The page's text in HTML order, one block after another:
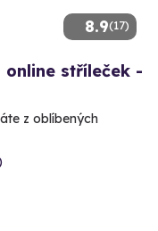
8.9(17)
stříleček -
z oblíbených